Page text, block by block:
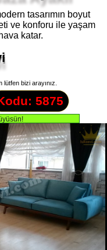
tasarımın boyut
ve konforu ile yaşam
katar.
bizi arayınız.
5875